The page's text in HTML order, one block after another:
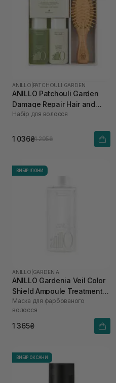
ANILLO PATCHOULI GARDEN
ANILLO Patchouli Garden
Damage Repair Hair and
Brush Set
Набір для волосся
1 036₴1 295₴
ВИБІР ІЛОНИ
ANILLO GARDENIA
ANILLO Gardenia Veil Color
Shield Ampoule Treatment
для збереження кольору
та блиску 200 мл
Маска для фарбованого
волосся
1 365₴
ВИБІР ОКСАНИ